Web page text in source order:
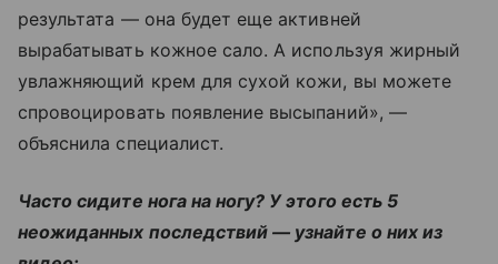
результата — она будет еще активней
вырабатывать кожное сало. А используя жирный
увлажняющий крем для сухой кожи, вы можете
спровоцировать появление высыпаний», —
объяснила специалист.
Часто сидите нога на ногу? У этого есть 5
неожиданных последствий — узнайте о них из